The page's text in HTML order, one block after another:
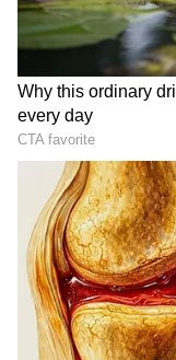
Related Articles
ವರ್ಕ್ ಫ್ರಂ ಹೋಂನಿಂದ
ಒಂದೆರಡಲ್ಲ!
DOWNLOAD
RECOMMENDED